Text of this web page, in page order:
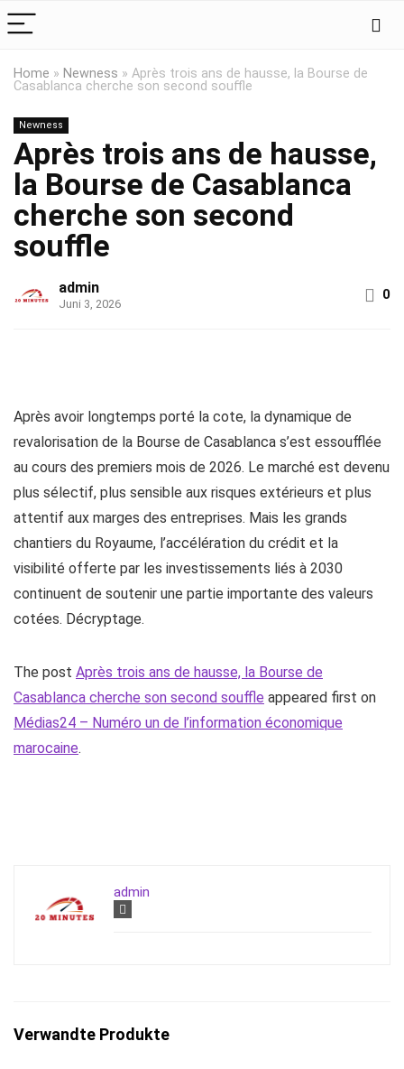
Home » Newness » Après trois ans de hausse, la Bourse de
Casablanca cherche son second souffle
Newness
Après trois ans de hausse,
la Bourse de Casablanca
cherche son second
souffle
admin
Juni 3, 2026
0
Après avoir longtemps porté la cote, la dynamique de
revalorisation de la Bourse de Casablanca s’est essoufflée
au cours des premiers mois de 2026. Le marché est devenu
plus sélectif, plus sensible aux risques extérieurs et plus
attentif aux marges des entreprises. Mais les grands
chantiers du Royaume, l’accélération du crédit et la
visibilité offerte par les investissements liés à 2030
continuent de soutenir une partie importante des valeurs
cotées. Décryptage.
The post Après trois ans de hausse, la Bourse de
Casablanca cherche son second souffle appeared first on
Médias24 – Numéro un de l’information économique
marocaine.
admin
Verwandte Produkte